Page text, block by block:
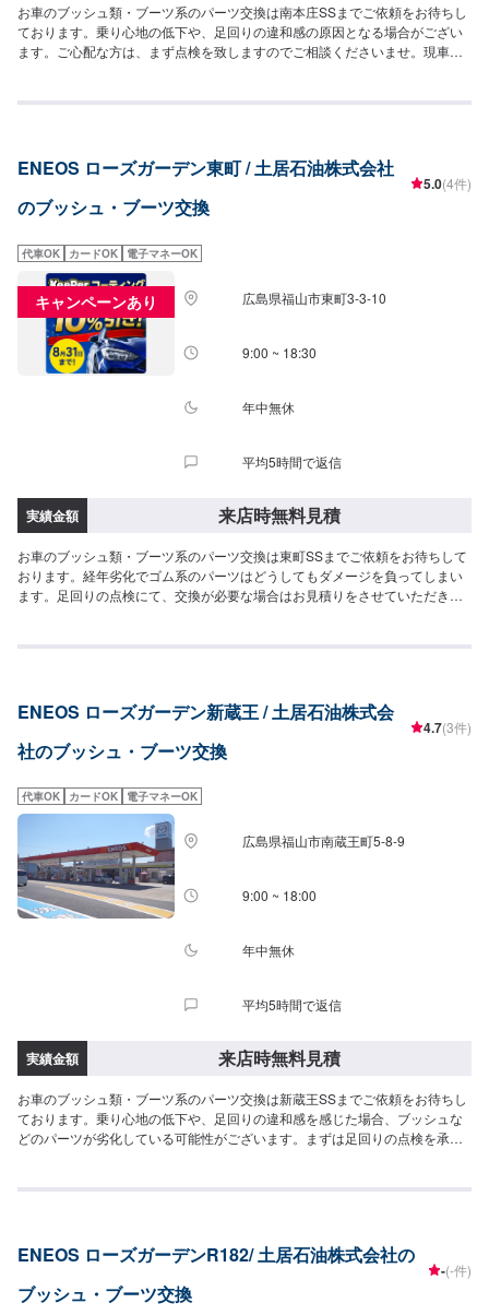
お車のブッシュ類・ブーツ系のパーツ交換は南本庄SSまでご依頼をお待ちし
ております。乗り心地の低下や、足回りの違和感の原因となる場合がござい
ます。ご心配な方は、まず点検を致しますのでご相談くださいませ。現車を
ENEOS ローズガーデン東町 / 土居石油株式会社
のブッシュ・ブーツ交換
5.0(4件)
代車OK カードOK 電子マネーOK
キャンペーンあり 広島県福山市東町3-3-10
9:00 ~ 18:30
年中無休
平均5時間で返信
実績金額 来店時無料見積
お車のブッシュ類・ブーツ系のパーツ交換は東町SSまでご依頼をお待ちして
おります。経年劣化でゴム系のパーツはどうしてもダメージを負ってしまい
ます。足回りの点検にて、交換が必要な場合はお見積りをさせていただきま
ENEOS ローズガーデン新蔵王 / 土居石油株式会
社のブッシュ・ブーツ交換
4.7(3件)
代車OK カードOK 電子マネーOK
広島県福山市南蔵王町5-8-9
9:00 ~ 18:00
年中無休
平均5時間で返信
実績金額 来店時無料見積
お車のブッシュ類・ブーツ系のパーツ交換は新蔵王SSまでご依頼をお待ちし
ております。乗り心地の低下や、足回りの違和感を感じた場合、ブッシュな
どのパーツが劣化している可能性がございます。まずは足回りの点検を承り
ENEOS ローズガーデンR182/ 土居石油株式会社の
ブッシュ・ブーツ交換
-(-件)